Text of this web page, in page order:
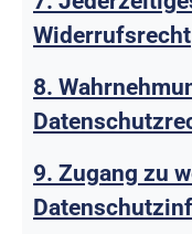
Widerrufsrecht
8.
9. Zugang zu